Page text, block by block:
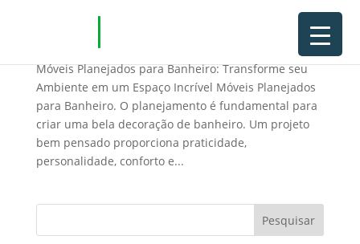
Móveis Planejados para Banheiro
Móveis Planejados para Banheiro: Transforme seu
Ambiente em um Espaço Incrível Móveis Planejados
para Banheiro. O planejamento é fundamental para
criar uma bela decoração de banheiro. Um projeto
bem pensado proporciona praticidade,
personalidade, conforto e...
Pesquisar